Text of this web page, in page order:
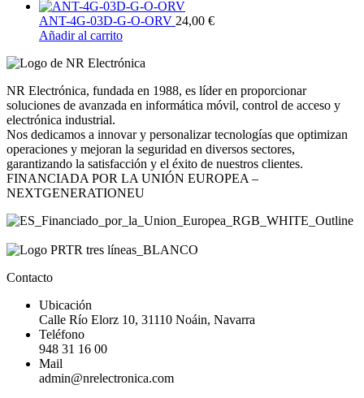
ANT-4G-03D-G-O-ORV 24,00 €
Añadir al carrito
NR Electrónica, fundada en 1988, es líder en proporcionar
soluciones de avanzada en informática móvil, control de acceso y
electrónica industrial.
Nos dedicamos a innovar y personalizar tecnologías que optimizan
operaciones y mejoran la seguridad en diversos sectores,
garantizando la satisfacción y el éxito de nuestros clientes.
FINANCIADA POR LA UNIÓN EUROPEA –
NEXTGENERATIONEU
Contacto
Ubicación
Calle Río Elorz 10, 31110 Noáin, Navarra
Teléfono
948 31 16 00
Mail
admin@nrelectronica.com